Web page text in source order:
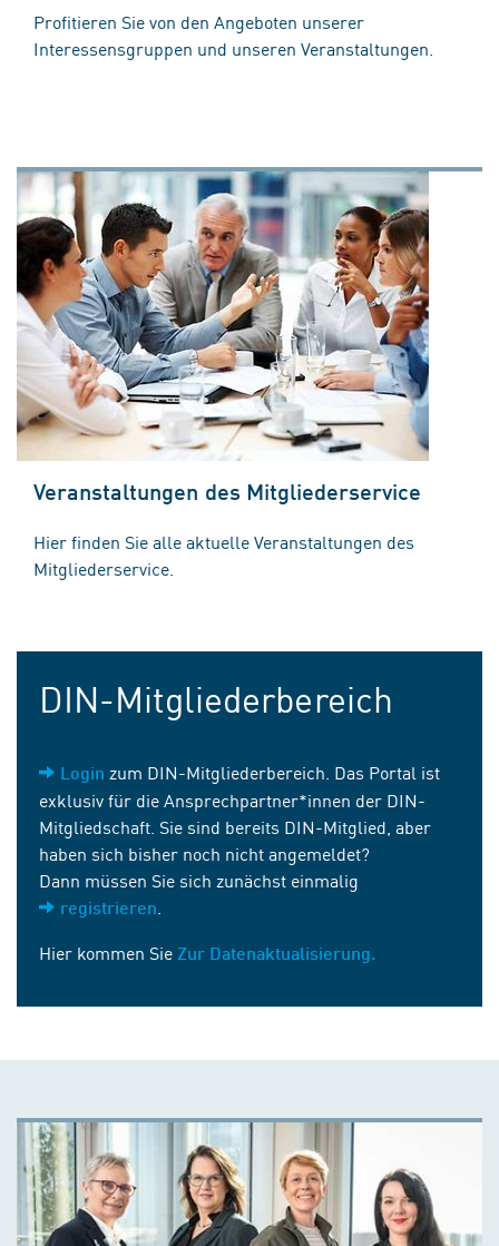
Profitieren Sie von den Angeboten unserer
Interessensgruppen und unseren Veranstaltungen.
Veranstaltungen des Mitgliederservice
Hier finden Sie alle aktuelle Veranstaltungen des
Mitgliederservice.
DIN-Mitgliederbereich
Login zum DIN-Mitgliederbereich. Das Portal ist
exklusiv für die Ansprechpartner*innen der DIN-
Mitgliedschaft. Sie sind bereits DIN-Mitglied, aber
haben sich bisher noch nicht angemeldet?
Dann müssen Sie sich zunächst einmalig
registrieren
Hier kommen Sie Zur Datenaktualisierung.